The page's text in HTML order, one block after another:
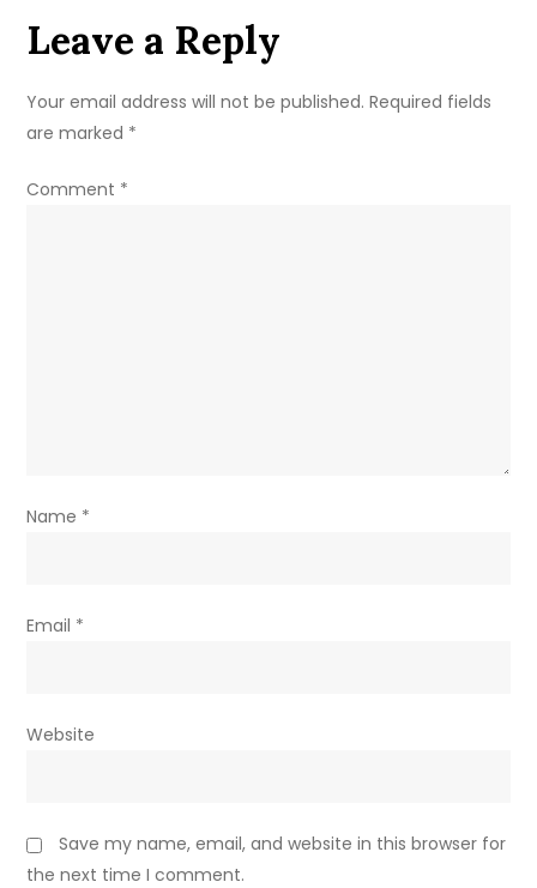
Leave a Reply
Your email address will not be published. Required fields
are marked *
Comment *
Name *
Email *
Website
Save my name, email, and website in this browser for
the next time I comment.